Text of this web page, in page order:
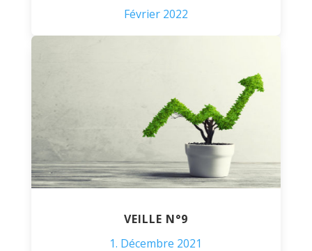
Février 2022
VEILLE N°9
1. Décembre 2021